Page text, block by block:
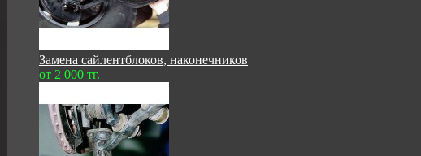
Замена сайлентблоков, наконечников
от 2 000 тг.